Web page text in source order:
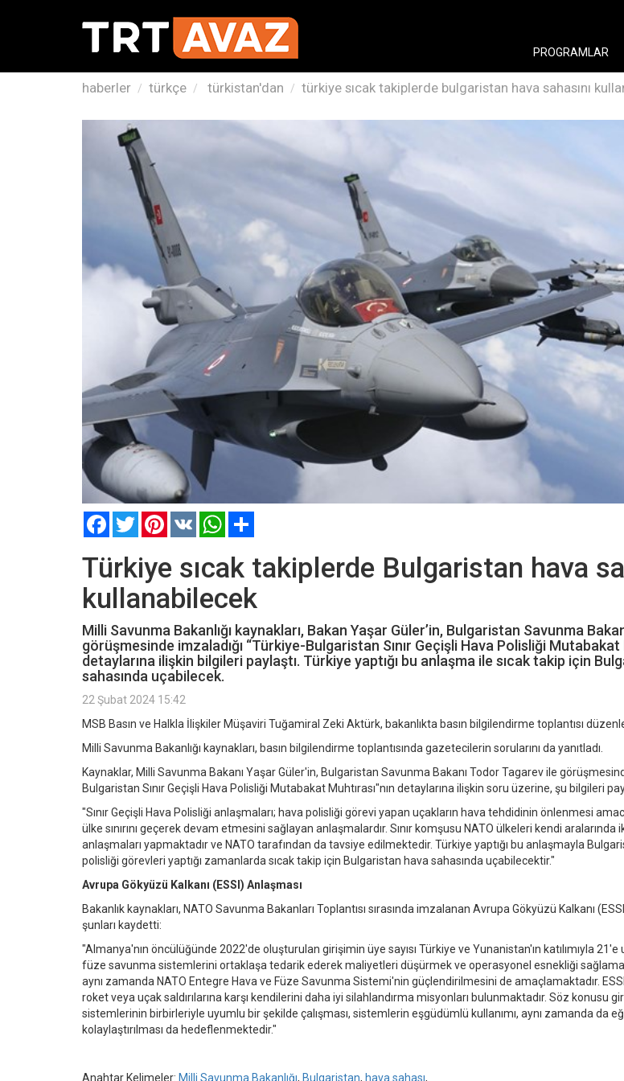
PROGRAMLAR
haberler türkçe türkistan'dan türkiye sıcak takiplerde bulgaristan hava sahasını
FacebookTwitterPinterest
VK WhatsApp
Türkiye sıcak takiplerde Bulgaristan hava
kullanabilecek
Milli Savunma Bakanlığı kaynakları, Bakan Yaşar Güler’in, Bulgaristan Savunma
görüşmesinde imzaladığı “Türkiye-Bulgaristan Sınır Geçişli Hava Polisliği Mutabakat
detaylarına ilişkin bilgileri paylaştı. Türkiye yaptığı bu anlaşma ile sıcak takip için
sahasında uçabilecek.
22 Şubat 2024 15:42
MSB Basın ve Halkla İlişkiler Müşaviri Tuğamiral Zeki Aktürk, bakanlıkta basın bilgilendirme toplantısı
Milli Savunma Bakanlığı kaynakları, basın bilgilendirme toplantısında gazetecilerin sorularını da yanıtladı.
Kaynaklar, Milli Savunma Bakanı Yaşar Güler'in, Bulgaristan Savunma Bakanı Todor Tagarev ile
Bulgaristan Sınır Geçişli Hava Polisliği Mutabakat Muhtırası"nın detaylarına ilişkin soru üzerine, şu bilgileri
"Sınır Geçişli Hava Polisliği anlaşmaları; hava polisliği görevi yapan uçakların hava tehdidinin önlenmesi
ülke sınırını geçerek devam etmesini sağlayan anlaşmalardır. Sınır komşusu NATO ülkeleri kendi
anlaşmaları yapmaktadır ve NATO tarafından da tavsiye edilmektedir. Türkiye yaptığı bu anlaşmayla
polisliği görevleri yaptığı zamanlarda sıcak takip için Bulgaristan hava sahasında uçabilecektir."
Avrupa Gökyüzü Kalkanı (ESSI) Anlaşması
Bakanlık kaynakları, NATO Savunma Bakanları Toplantısı sırasında imzalanan Avrupa Gökyüzü Kalkanı
şunları kaydetti:
"Almanya'nın öncülüğünde 2022'de oluşturulan girişimin üye sayısı Türkiye ve Yunanistan'ın katılımıyla 21'e
füze savunma sistemlerini ortaklaşa tedarik ederek maliyetleri düşürmek ve operasyonel esnekliği
aynı zamanda NATO Entegre Hava ve Füze Savunma Sistemi'nin güçlendirilmesini de amaçlamaktadır.
roket veya uçak saldırılarına karşı kendilerini daha iyi silahlandırma misyonları bulunmaktadır. Söz konusu
sistemlerinin birbirleriyle uyumlu bir şekilde çalışması, sistemlerin eşgüdümlü kullanımı, aynı zamanda da
kolaylaştırılması da hedeflenmektedir."
Anahtar Kelimeler: Milli Savunma Bakanlığı, Bulgaristan, hava sahası,